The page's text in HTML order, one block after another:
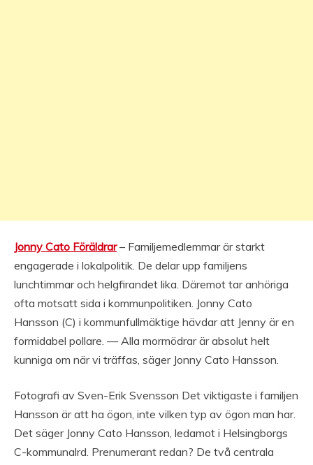
Jonny Cato Föräldrar– Familjemedlemmar är starkt
engagerade i lokalpolitik. De delar upp familjens
lunchtimmar och helgfirandet lika. Däremot tar anhöriga
ofta motsatt sida i kommunpolitiken. Jonny Cato
Hansson (C) i kommunfullmäktige hävdar att Jenny är en
formidabel pollare. — Alla mormödrar är absolut helt
kunniga om när vi träffas, säger Jonny Cato Hansson.
Fotografi av Sven-Erik Svensson Det viktigaste i familjen
Hansson är att ha ögon, inte vilken typ av ögon man har.
Det säger Jonny Cato Hansson, ledamot i Helsingborgs
C-kommunalrd. Prenumerant redan? De två centrala